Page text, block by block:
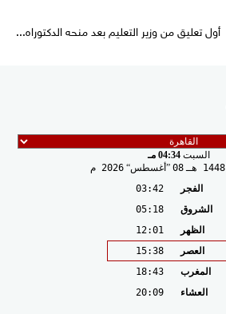
أول تعليق من وزير التعليم بعد منحه الدكتوراه...
السبت 04:34 مـ
1448 هـ 08 أغسطس 2026 م
الفجر
03:42
الشروق
05:18
الظهر
12:01
العصر
15:38
المغرب
18:43
العشاء
20:09